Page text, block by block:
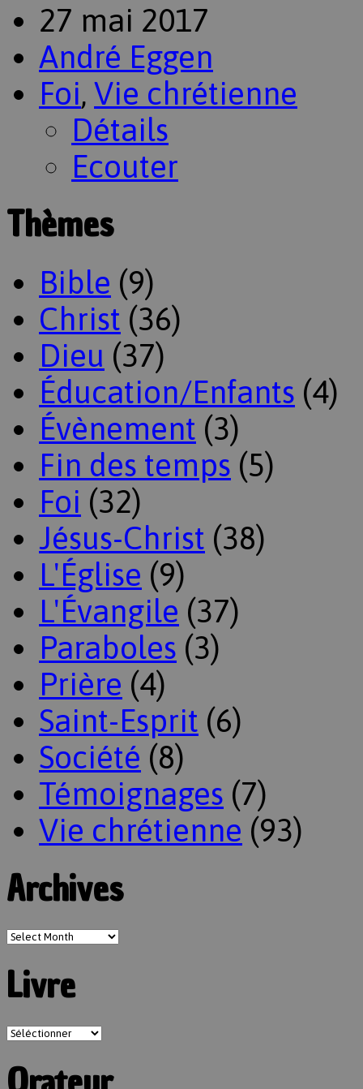
27 mai 2017
André Eggen
Foi, Vie chrétienne
Détails
Ecouter
Thèmes
Bible (9)
Christ (36)
Dieu (37)
Éducation/Enfants (4)
Évènement (3)
Fin des temps (5)
Foi (32)
Jésus-Christ (38)
L'Église (9)
L'Évangile (37)
Paraboles (3)
Prière (4)
Saint-Esprit (6)
Société (8)
Témoignages (7)
Vie chrétienne (93)
Archives
Livre